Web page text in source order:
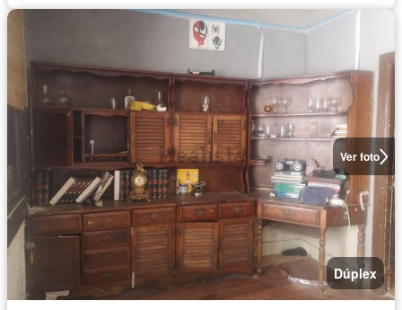
Ver foto
Dúplex